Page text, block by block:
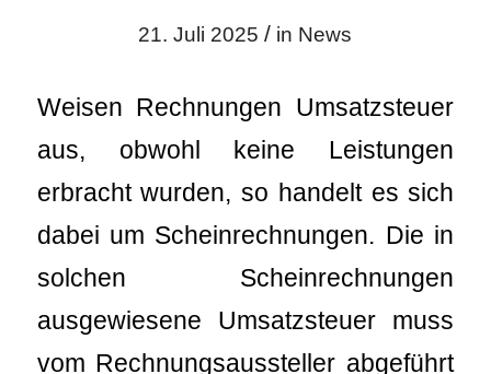
21. Juli 2025 / in News
Weisen Rechnungen Umsatzsteuer
aus, obwohl keine Leistungen
erbracht wurden, so handelt es sich
dabei um Scheinrechnungen. Die in
solchen Scheinrechnungen
ausgewiesene Umsatzsteuer muss
vom Rechnungsaussteller abgeführt